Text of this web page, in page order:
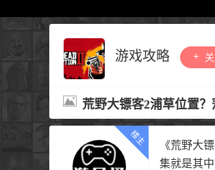
游戏攻略
荒野大镖客2浦草位置？
《荒野大
集就是其